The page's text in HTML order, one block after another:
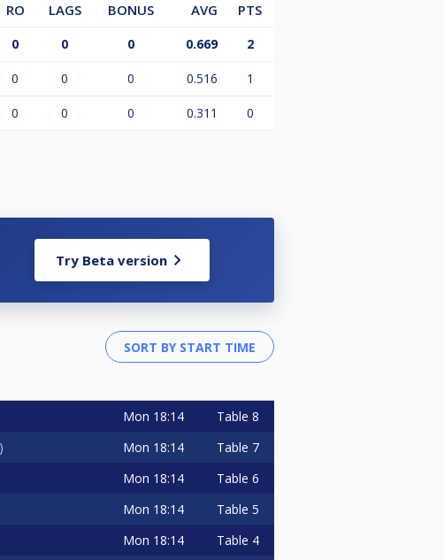
RO LAGS BONUS AVG
PTS
0 0 0 0.669 2
0 0 0 0.516 1
0 0 0 0.311 0
Try Beta version
Mon 18:14 Table 8
Mon 18:14 Table 7
Mon 18:14 Table 6
Mon 18:14 Table 5
Mon 18:14 Table 4